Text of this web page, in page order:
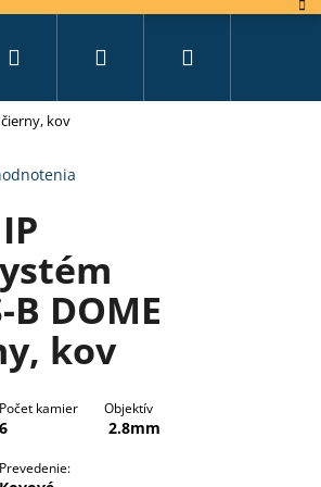
Prihlásenie
kov
B DOME
kov
Počet kamier
6
Objektív
2.8mm
Prevedenie: